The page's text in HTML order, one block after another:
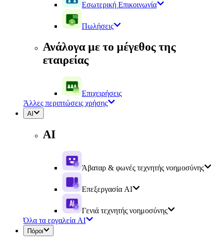
Εσωτερική Επικοινωνία
Πωλήσεις
Ανάλογα με το μέγεθος της
εταιρείας
Επιχειρήσεις
Άλλες περιπτώσεις χρήσης
AI
AI
Άβαταρ & φωνές τεχνητής νοημοσύνης
Επεξεργασία AI
Γενιά τεχνητής νοημοσύνης
Όλα τα εργαλεία AI
Πόροι